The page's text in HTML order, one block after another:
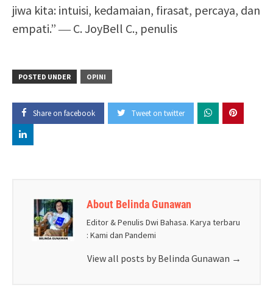
jiwa kita: intuisi, kedamaian, firasat, percaya, dan
empati.” ― C. JoyBell C., penulis
POSTED UNDER OPINI
Share on facebook Tweet on twitter
About Belinda Gunawan
Editor & Penulis Dwi Bahasa. Karya terbaru
: Kami dan Pandemi
View all posts by Belinda Gunawan →